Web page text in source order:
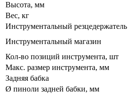
Высота, мм
Вес, кг
Инструментальный резцедержатель
Инструментальный магазин
Кол-во позиций инструмента, шт
Макс. размер инструмента, мм
Задняя бабка
Ø пиноли задней бабки, мм